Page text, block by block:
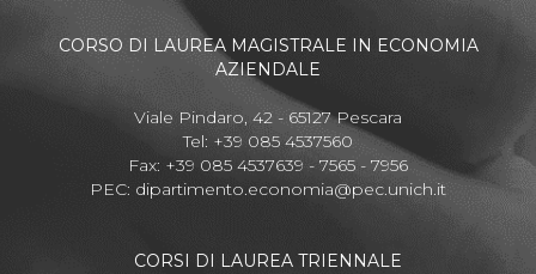
CORSO DI LAUREA MAGISTRALE IN ECONOMIA
AZIENDALE
Viale Pindaro, 42 - 65127 Pescara
Tel: +39 085 4537560
Fax: +39 085 4537639 - 7565 - 7956
PEC: dipartimento.economia@pec.unich.it
CORSI DI LAUREA TRIENNALE